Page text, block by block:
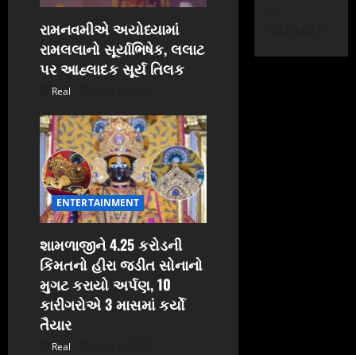
રામનવમીએ અયોધ્યામાં
રામલલાનો સૂર્યાભિષેક, લલાટ
પર આહ્લાદક સૂર્ય તિલક
Real
ENTERTAINMENT
શામળાજીને 4.25 કરોડની
કિંમતનો હીરા જડીત સોનાનો
મુગટ કરાયો અર્પણ, 10
કારીગરોએ 3 માસમાં કર્યો
તૈયાર
Real